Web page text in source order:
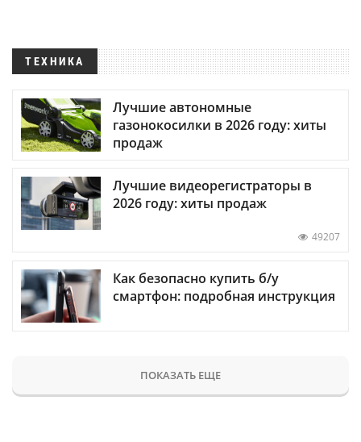
ТЕХНИКА
Лучшие автономные
газонокосилки в 2026 году: хиты
продаж
Лучшие видеорегистраторы в
2026 году: хиты продаж
49207
Как безопасно купить б/у
смартфон: подробная инструкция
ПОКАЗАТЬ ЕЩЕ